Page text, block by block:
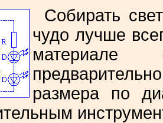
Собирать
чудо лучше
материале
размера по